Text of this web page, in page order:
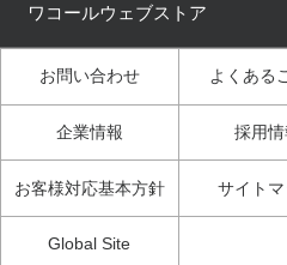
3Dボディスキャン体験（マ
ワコールウェブストア
お問い合わせ よくある
企業情報 採用情
お客様対応基本方針 サイト
Global Site